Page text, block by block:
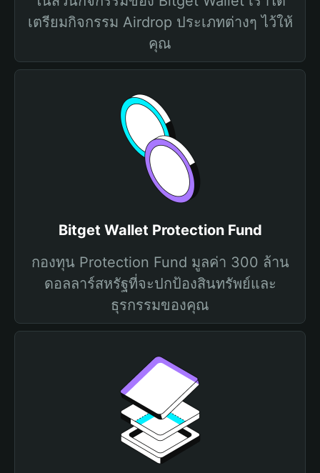
เตรียมกิจกรรม Airdrop ประเภทต่างๆ ไว้ให้
คุณ
Bitget Wallet Protection Fund
กองทุน Protection Fund มูลค่า 300 ล้าน
ดอลลาร์สหรัฐที่จะปกป้องสินทรัพย์และ
ธุรกรรมของคุณ